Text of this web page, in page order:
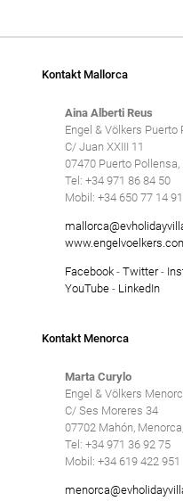
Kontakt Mallorca
Aina Alberti Reus
Engel & Völkers Puerto
C/ Juan XXIII 11
07470 Puerto
Tel: +34 971 86 84 50
Mobil: +34 650 77 14 91
Facebook- Twitter-
YouTube- LinkedIn
Kontakt Menorca
Marta Curylo
Engel & Völkers
C/ Ses Moreres 34
07702 Mahón,
Tel: +34 971 36 92 75
Mobil: +34 619 422 951